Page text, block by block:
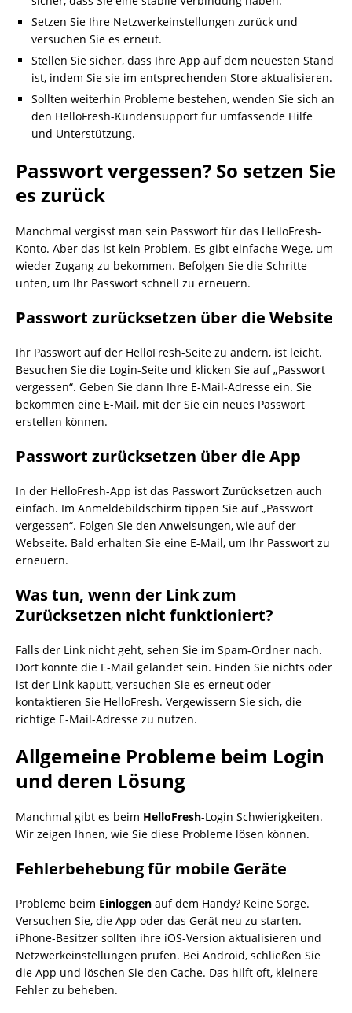
Setzen Sie Ihre Netzwerkeinstellungen zurück und
versuchen Sie es erneut.
Stellen Sie sicher, dass Ihre App auf dem neuesten Stand
ist, indem Sie sie im entsprechenden Store aktualisieren.
Sollten weiterhin Probleme bestehen, wenden Sie sich an
den HelloFresh-Kundensupport für umfassende Hilfe
und Unterstützung.
Passwort vergessen? So setzen Sie
es zurück
Manchmal vergisst man sein Passwort für das HelloFresh-
Konto. Aber das ist kein Problem. Es gibt einfache Wege, um
wieder Zugang zu bekommen. Befolgen Sie die Schritte
unten, um Ihr Passwort schnell zu erneuern.
Passwort zurücksetzen über die Website
Ihr Passwort auf der HelloFresh-Seite zu ändern, ist leicht.
Besuchen Sie die Login-Seite und klicken Sie auf „Passwort
vergessen“. Geben Sie dann Ihre E-Mail-Adresse ein. Sie
bekommen eine E-Mail, mit der Sie ein neues Passwort
erstellen können.
Passwort zurücksetzen über die App
In der HelloFresh-App ist das Passwort Zurücksetzen auch
einfach. Im Anmeldebildschirm tippen Sie auf „Passwort
vergessen“. Folgen Sie den Anweisungen, wie auf der
Webseite. Bald erhalten Sie eine E-Mail, um Ihr Passwort zu
erneuern.
Was tun, wenn der Link zum
Zurücksetzen nicht funktioniert?
Falls der Link nicht geht, sehen Sie im Spam-Ordner nach.
Dort könnte die E-Mail gelandet sein. Finden Sie nichts oder
ist der Link kaputt, versuchen Sie es erneut oder
kontaktieren Sie HelloFresh. Vergewissern Sie sich, die
richtige E-Mail-Adresse zu nutzen.
Allgemeine Probleme beim Login
und deren Lösung
Manchmal gibt es beim HelloFresh-Login Schwierigkeiten.
Wir zeigen Ihnen, wie Sie diese Probleme lösen können.
Fehlerbehebung für mobile Geräte
Probleme beim Einloggen auf dem Handy? Keine Sorge.
Versuchen Sie, die App oder das Gerät neu zu starten.
iPhone-Besitzer sollten ihre iOS-Version aktualisieren und
Netzwerkeinstellungen prüfen. Bei Android, schließen Sie
die App und löschen Sie den Cache. Das hilft oft, kleinere
Fehler zu beheben.